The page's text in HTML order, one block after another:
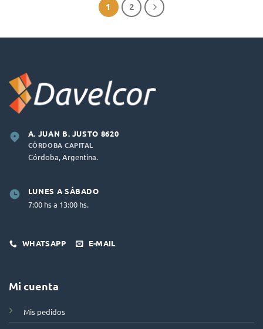
1 2
A. JUAN B. JUSTO 8620
CÓRDOBA CAPITAL
Córdoba, Argentina.
LUNES A SÁBADO
7:00 hs a 13:00 hs.
WHATSAPP E-MAIL
Mi cuenta
Mis pedidos